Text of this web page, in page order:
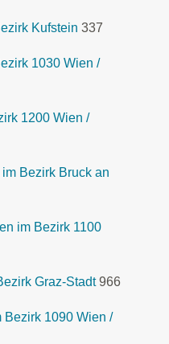
Kufstein 337
1030 Wien /
1200 Wien /
Bezirk Bruck an
im Bezirk 1100
Graz-Stadt 966
Bezirk 1090 Wien /